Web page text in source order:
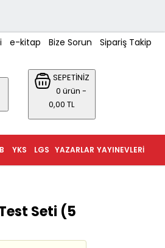
e-kitap Bize Sorun Sipariş Takip
SEPETİNİZ
0 ürün -
0,00 TL
YAYINEVLERI
YAZARLAR
LGS
YKS
Seti (5